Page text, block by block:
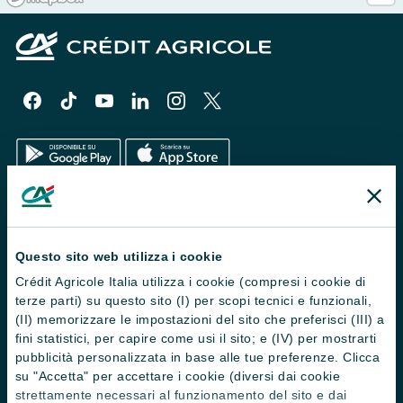
Questo sito web utilizza i cookie
Crédit Agricole Italia utilizza i cookie (compresi i cookie di
terze parti) su questo sito (I) per scopi tecnici e funzionali,
(II) memorizzare le impostazioni del sito che preferisci (III) a
fini statistici, per capire come usi il sito; e (IV) per mostrarti
pubblicità personalizzata in base alle tue preferenze. Clicca
su "Accetta" per accettare i cookie (diversi dai cookie
strettamente necessari al funzionamento del sito e dai
Trova filiali
Contattaci
Domande frequenti
Successioni
Servizi e pagamenti digitali